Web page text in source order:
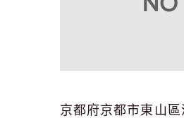
京都府京都市東山